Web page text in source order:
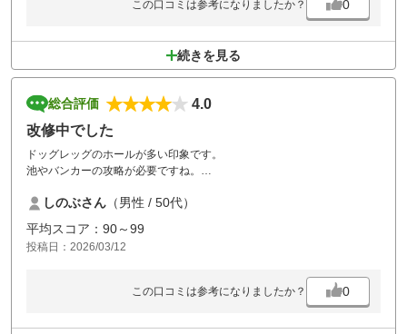
この口コミは参考になりましたか？ 0
続きを見る
総合評価
4.0
改修中でした
ドッグレッグのホールが多い印象です。
池やバンカーの攻略が必要ですね。
コース改修中だったのでいくつかのホールが短くなっていました。
そのホールはグリーンではなくフェアウェイに色を付けている状態で、
パターをしても全然転がりません。
しのぶさん （男性 / 50代）
平均スコア：90～99
投稿日：2026/03/12
この口コミは参考になりましたか？ 0